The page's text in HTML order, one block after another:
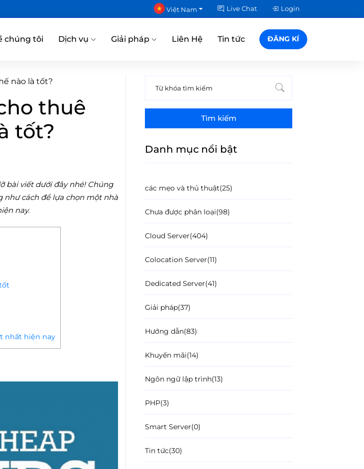
Việt Nam Live Chat Login
chúng tôi Dịch vụ Giải pháp Liên Hệ Tin tức ĐĂNG KÍ
nào là tốt?
thuê
tốt?
bài viết dưới đây nhé! Chúng
như cách để lựa chọn một nhà
nay.
nhất hiện nay
Tìm kiếm
Danh mục nổi bật
các mẹo và thủ thuật(25)
Chưa được phân loại(98)
Cloud Server(404)
Colocation Server(11)
Dedicated Server(41)
Giải pháp(37)
Hướng dẫn(83)
Khuyến mãi(14)
Ngôn ngữ lập trình(13)
PHP(3)
Smart Server(0)
Tin tức(30)